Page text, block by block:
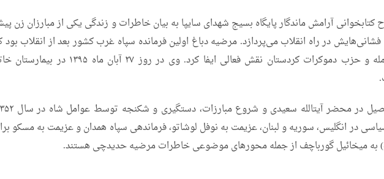
آرامش ماندگار پایگاه بسیج شهدای سایپا به بیان خاطرات و زندگی یکی از مبارزان زن
در راه انقلاب می‌پردازد. مرضیه دباغ اولین فرمانده سپاه غرب کشور بعد از انقلاب بود
در نابودی سازمان‌هایی نظیر کومله و حزب دموکرات کردستان نقش فعالی ایفا کرد. وی در روز ۲۷ آبان ماه ۱۳۹۵ در
در انگلیس، سوریه و لبنان، عزیمت به نوفل لوشاتو، فرماندهى سپاه همدان و عزیمت به مسکو
به میخائیل گورباچف از جمله محورهای موضوعی خاطرات مرضیه حدیدچی هستند.